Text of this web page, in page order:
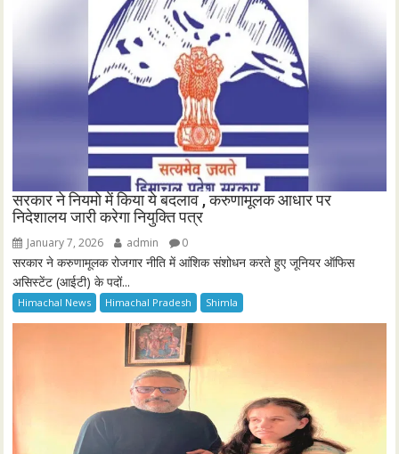
सरकार ने नियमो में किया ये बदलाव , करुणामूलक आधार पर
निदेशालय जारी करेगा नियुक्ति पत्र
January 7, 2026 admin 0
सरकार ने करुणामूलक रोजगार नीति में आंशिक संशोधन करते हुए जूनियर ऑफिस
असिस्टेंट (आईटी) के पदों...
Himachal News Himachal Pradesh Shimla